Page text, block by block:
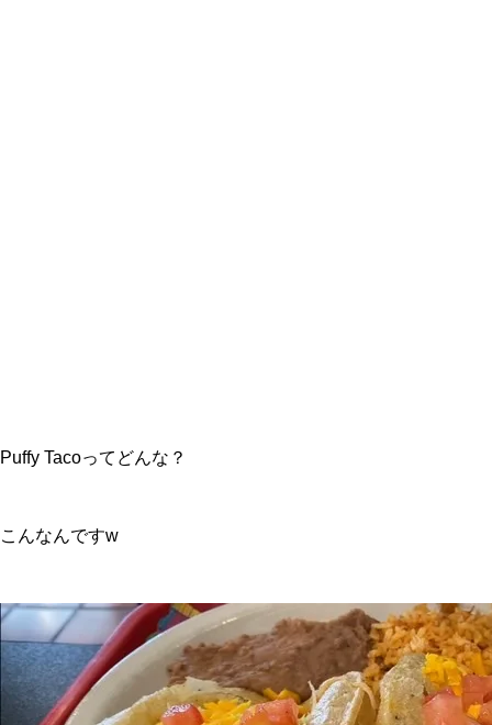
Puffy Tacoってどんな？
こんなんですw